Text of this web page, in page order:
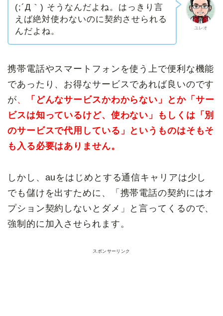
ユレオ
(;´Д｀) そうなんだよね。はっきり言
えば絶対使わないのに契約させられる
んだよね。
携帯電話やスマートフォンを使う上で便利な機能
であったり、お得なサービスであれば良いのです
が、
「どんなサービスかわからない」とか「サー
ビスは知っているけど、使わない」もしくは「別
のサービスで代用している」というものはそもそ
も入る必要はありません。
しかし、auをはじめとする通信キャリアは少し
でも儲けを出すために、「携帯電話の契約にはオ
プション契約しないとダメ」と言ってくるので、
強制的に加入させられます。
スポンサーリンク